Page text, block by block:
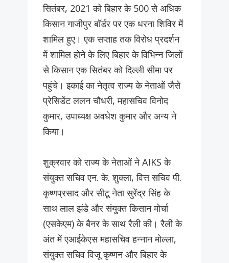
सितंबर, 2021 को बिहार के 500 से अधिक
किसान गाजीपुर बॉर्डर पर एक धरना शिविर में
शामिल हुए। एक सप्ताह तक विरोध प्रदर्शन
में शामिल होने के लिए बिहार के विभिन्न जिलों
से किसान एक सितंबर को दिल्ली सीमा पर
पहुंचे। इकाई का नेतृत्व राज्य के नेताओं जैसे
प्रेसिडेंट ललन चौधरी, महासचिव विनोद
कुमार, उपाध्यक्ष अवधेश कुमार और अन्य ने
किया।
शुक्रवार को राज्य के नेताओं ने AIKS के
संयुक्त सचिव एन. के. शुक्ला, वित्त सचिव पी.
कृष्णप्रसाद और सीटू नेता सुरेंद्र सिंह के
साथ लाल झंडे और संयुक्त किसान मोर्चा
(एसकेएम) के बैनर के साथ रैली की। रैली के
अंत में एआईकेएस महासचिव हन्नान मोल्ला,
संयुक्त सचिव विजू कृष्णन और बिहार के